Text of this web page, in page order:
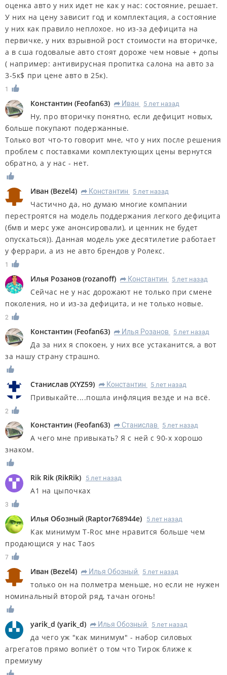
оценка авто у них идет не как у нас: состояние, решает.
У них на цену зависит год и комплектация, а состояние
у них как правило неплохое. но из-за дефицита на
первичке, у них взрывной рост стоимости на вторичке,
а в сша годовалые авто стоят дороже чем новые + допы
( например: антивирусная пропитка салона на авто за
3-5к$ при цене авто в 25к).
1
Константин (Feofan63) R Иван 5 лет назад
Ну, про вторичку понятно, если дефицит новых,
больше покупают подержанные.
Только вот что-то говорит мне, что у них после решения
проблем с поставками комплектующих цены вернутся
обратно, а у нас - нет.
Иван (Bezel4) R Константин 5 лет назад
Частично да, но думаю многие компании
перестроятся на модель поддержания легкого дефицита
(бмв и мерс уже анонсировали), и ценник не будет
опускаться)). Данная модель уже десятилетие работает
у феррари, а из не авто брендов у Ролекс.
1
Илья Розанов (rozanoff) R Константин 5 лет назад
Сейчас не у нас дорожают не только при смене
поколения, но и из-за дефицита, и не только новые.
2
Константин (Feofan63) R Илья Розанов 5 лет назад
Да за них я спокоен, у них все устаканится, а вот
за нашу страну страшно.
Станислав (XYZ59) R Константин 5 лет назад
Привыкайте....пошла инфляция везде и на всё.
2
Константин (Feofan63) R Станислав 5 лет назад
А чего мне привыкать? Я с ней с 90-х хорошо
знаком.
Rik Rik (RikRik) 5 лет назад
А1 на цыпочках
3
Илья Обозный (Raptor768944e) 5 лет назад
Как минимум T-Roc мне нравится больше чем
продающися у нас Taos
7
Иван (Bezel4) R Илья Обозный 5 лет назад
только он на полметра меньше, но если не нужен
номинальный второй ряд, тачан огонь!
yarik_d (yarik_d) R Илья Обозный 5 лет назад
да чего уж "как минимум" - набор силовых
агрегатов прямо вопиёт о том что Тирок ближе к
премиуму